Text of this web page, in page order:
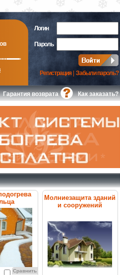
Логин
Пароль
Регистрация| Забыли пароль?
Гарантия возврата Как заказать?
Сравнить
Молниезащита зданий
и сооружений